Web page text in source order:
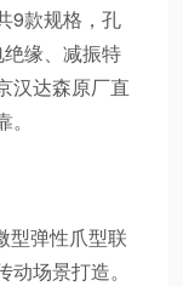
9款规格，孔
缘、减振特
汉达森原厂直
型弹性爪型联
场景打造。